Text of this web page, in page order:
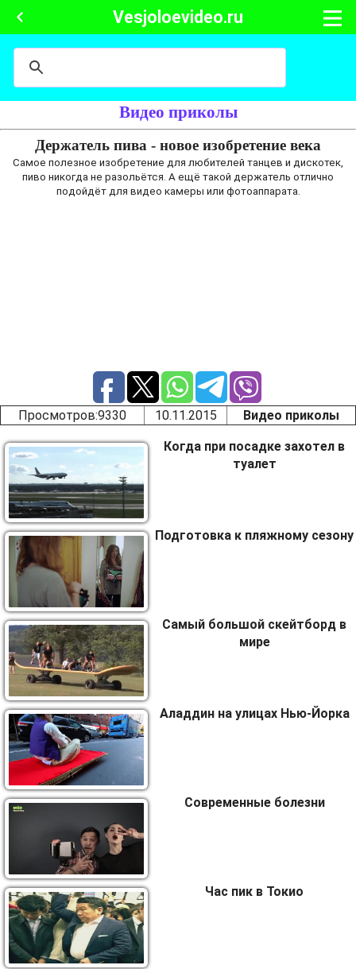
Vesjoloevideo.ru
Видео приколы
Держатель пива - новое изобретение века
Самое полезное изобретение для любителей танцев и дискотек,
пиво никогда не разольётся. А ещё такой держатель отлично
подойдёт для видео камеры или фотоаппарата.
Просмотров:9330 10.11.2015 Видео приколы
Когда при посадке захотел в
туалет
Подготовка к пляжному сезону
Самый большой скейтборд в
мире
Аладдин на улицах Нью-Йорка
Современные болезни
Час пик в Токио